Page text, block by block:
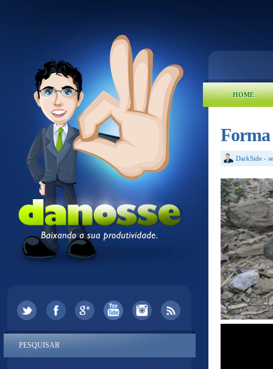
HOME
Forma
DarkSide -
PESQUISAR